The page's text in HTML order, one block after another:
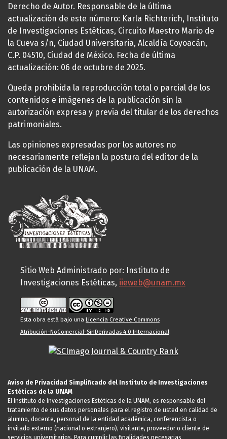
Derecho de Autor. Responsable de la última
actualización de este número: Karla Richterich, Instituto
de Investigaciones Estéticas, Circuito Maestro Mario de
la Cueva s/n, Ciudad Universitaria, Alcaldía Coyoacán,
C.P. 04510, Ciudad de México. Fecha de última
actualización: 06 de octubre de 2025.
Queda prohibida la reproducción total o parcial de los
contenidos e imágenes de la publicación sin la
autorización expresa y previa del titular de los derechos
patrimoniales.
Las opiniones expresadas por los autores no
necesariamente reflejan la postura del editor de la
publicación de la UNAM.
Sitio Web Administrado por: Instituto de
Investigaciones Estéticas, iieweb@unam.mx
Esta obra está bajo una Licencia Creative Commons
Atribución-NoComercial-SinDerivadas 4.0 Internacional.
Aviso de Privacidad Simplificado del Instituto de Investigaciones
Estéticas de la UNAM
El Instituto de Investigaciones Estéticas de la UNAM, es responsable del
tratamiento de sus datos personales para el registro de usted en calidad de
alumno, docente, personal de la entidad académica, conferencista o
invitado externo (nacional o extranjero), visitante, proveedor o cliente de